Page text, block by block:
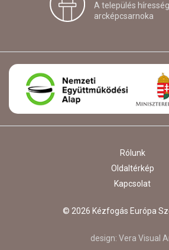
A település
arcképcsarnoka
Rólunk
Oldaltérkép
Kapcsolat
© 2026 Kézfogás Európa
design: Vera Visual